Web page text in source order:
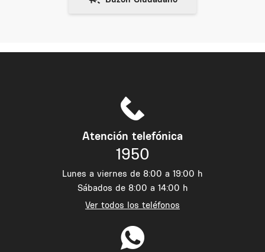
Atención telefónica
1950
Lunes a viernes de 8:00 a 19:00 h
Sábados de 8:00 a 14:00 h
Ver todos los teléfonos